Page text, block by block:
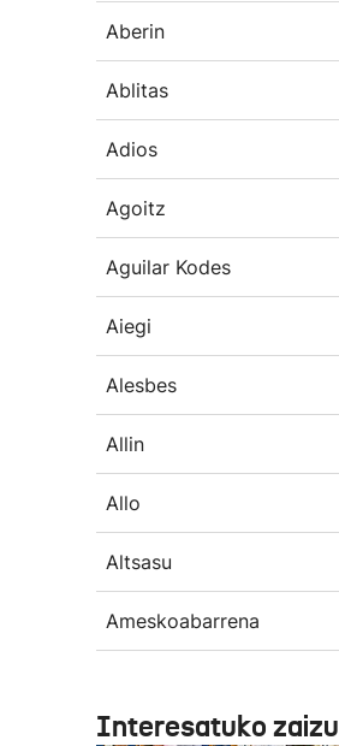
Aberin
Ablitas
Adios
Agoitz
Aguilar Kodes
Aiegi
Alesbes
Allin
Allo
Altsasu
Ameskoabarrena
Interesatuko zaizu